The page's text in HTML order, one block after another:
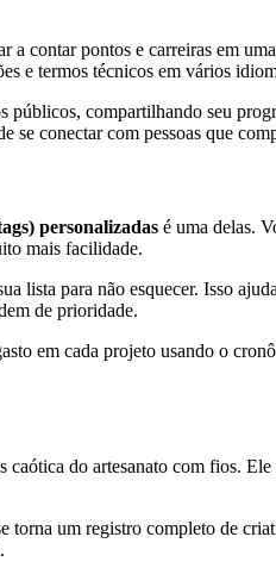
contar pontos e carreiras em
termos técnicos em vários
compartilhando seu
conectar com pessoas que
personalizadas é uma delas.
mais facilidade.
para não esquecer. Isso
de prioridade.
em cada projeto usando o
do artesanato com fios.
um registro completo de